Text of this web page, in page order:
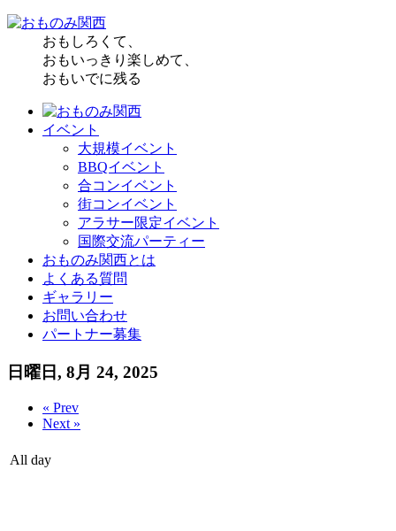
おもしろくて、
おもいっきり楽しめて、
おもいでに残る
イベント
大規模イベント
BBQイベント
合コンイベント
街コンイベント
アラサー限定イベント
国際交流パーティー
おものみ関西とは
よくある質問
ギャラリー
お問い合わせ
パートナー募集
日曜日, 8月 24, 2025
« Prev
Next »
All day